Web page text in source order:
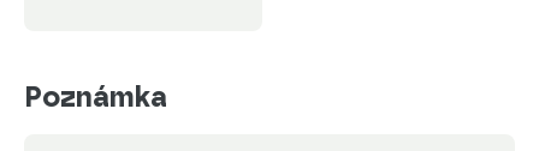
Poznámka